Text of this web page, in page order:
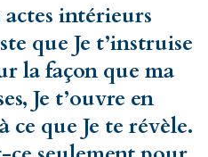
actes intérieurs
que Je t’instruise
la façon que ma
Je t’ouvre en
que Je te révèle.